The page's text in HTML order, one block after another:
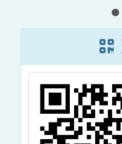
執行「112
度校園菸檳
防制教育介
導計畫」，
校園菸檳危
制教育「網